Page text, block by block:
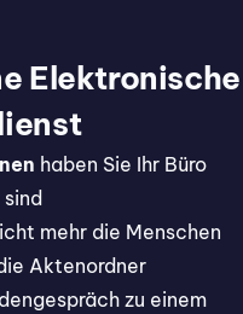
Elektronische
haben Sie Ihr Büro
mehr die Menschen
Aktenordner
zu einem